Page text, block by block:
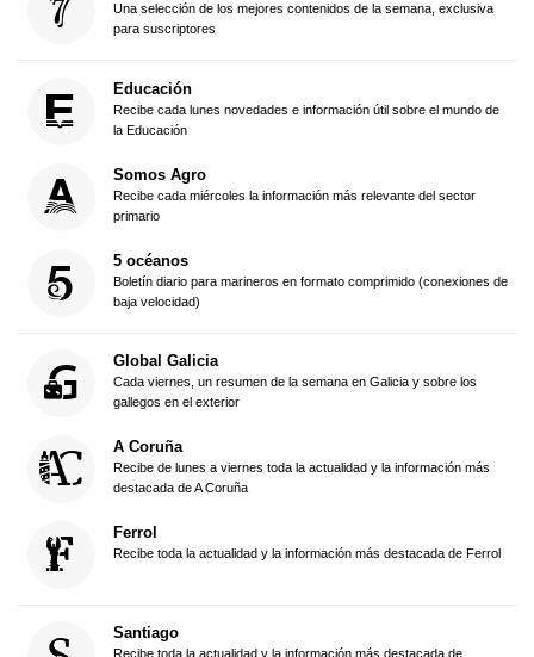
Una selección de los mejores contenidos de la semana, exclusiva
para suscriptores
Educación
Recibe cada lunes novedades e información útil sobre el mundo de
la Educación
Somos Agro
Recibe cada miércoles la información más relevante del sector
primario
5 océanos
Boletín diario para marineros en formato comprimido (conexiones de
baja velocidad)
Global Galicia
Cada viernes, un resumen de la semana en Galicia y sobre los
gallegos en el exterior
A Coruña
Recibe de lunes a viernes toda la actualidad y la información más
destacada de A Coruña
Ferrol
Recibe toda la actualidad y la información más destacada de Ferrol
Santiago
Recibe toda la actualidad y la información más destacada de